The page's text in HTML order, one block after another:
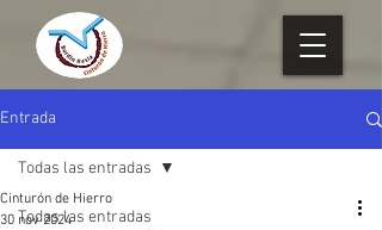
Entrada
Todas las entradas
Todas las entradas
Cinturón de Hierro
30 nov 2024